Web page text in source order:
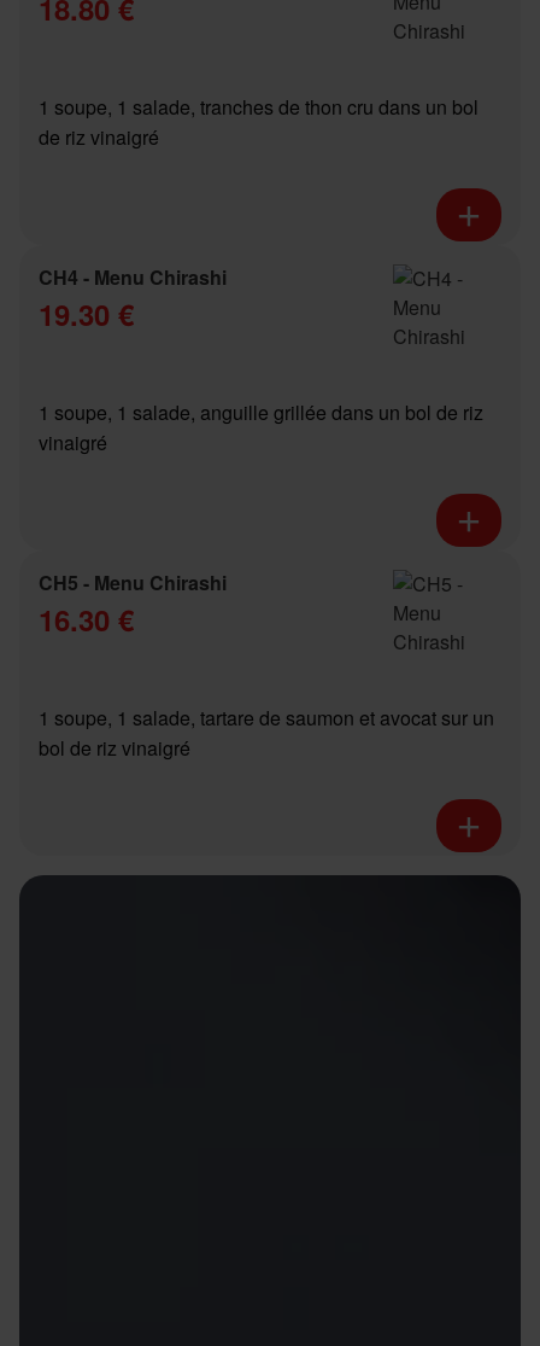
18.80 €
1 soupe, 1 salade, tranches de thon cru dans un bol
de riz vinaigré
CH4 - Menu Chirashi
19.30 €
1 soupe, 1 salade, anguille grillée dans un bol de riz
vinaigré
CH5 - Menu Chirashi
16.30 €
1 soupe, 1 salade, tartare de saumon et avocat sur un
bol de riz vinaigré